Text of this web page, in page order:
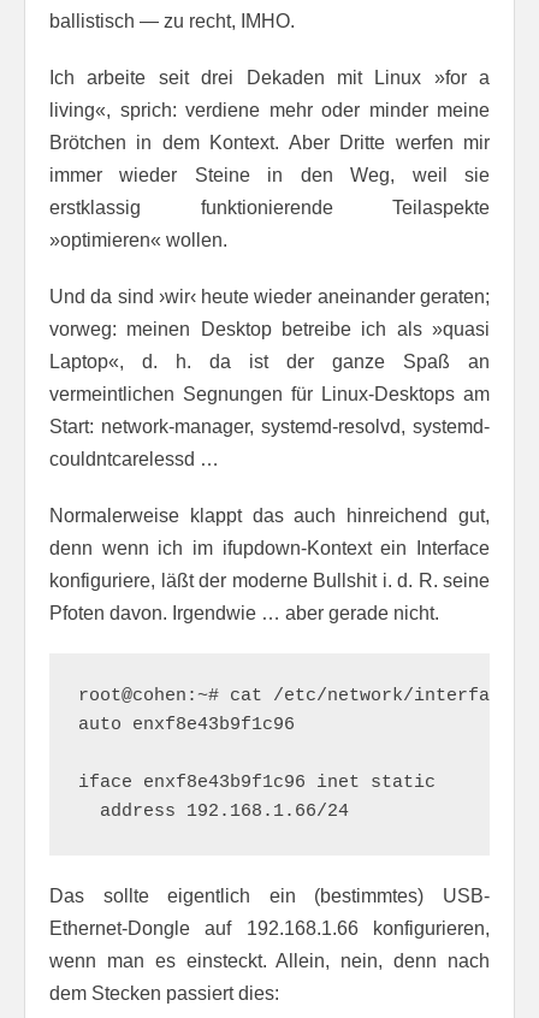
ballistisch — zu recht, IMHO.
Ich arbeite seit drei Dekaden mit Linux »for a
living«, sprich: verdiene mehr oder minder meine
Brötchen in dem Kontext. Aber Dritte werfen mir
immer wieder Steine in den Weg, weil sie
erstklassig funktionierende Teilaspekte
»optimieren« wollen.
Und da sind ›wir‹ heute wieder aneinander geraten;
vorweg: meinen Desktop betreibe ich als »quasi
Laptop«, d. h. da ist der ganze Spaß an
vermeintlichen Segnungen für Linux-Desktops am
Start: network-manager, systemd-resolvd, systemd-
couldntcarelessd …
Normalerweise klappt das auch hinreichend gut,
denn wenn ich im ifupdown-Kontext ein Interface
konfiguriere, läßt der moderne Bullshit i. d. R. seine
Pfoten davon. Irgendwie … aber gerade nicht.
root@cohen:~# cat /etc/network/
auto enxf8e43b9f1c96
iface enxf8e43b9f1c96 inet static
  address 192.168.1.66/24
Das sollte eigentlich ein (bestimmtes) USB-
Ethernet-Dongle auf 192.168.1.66 konfigurieren,
wenn man es einsteckt. Allein, nein, denn nach
dem Stecken passiert dies: